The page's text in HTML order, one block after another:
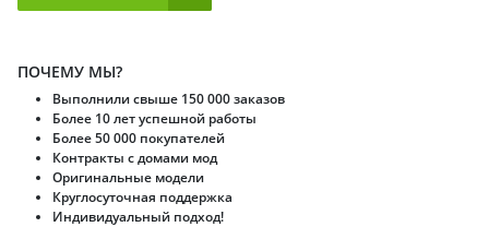
ПОЧЕМУ МЫ?
Выполнили свыше 150 000 заказов
Более 10 лет успешной работы
Более 50 000 покупателей
Контракты с домами мод
Оригинальные модели
Круглосуточная поддержка
Индивидуальный подход!